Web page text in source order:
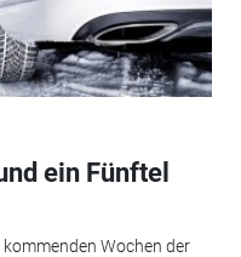
ein Fünftel
Wochen der